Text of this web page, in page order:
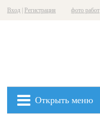
Вход Регистрация фото работ
Открыть меню